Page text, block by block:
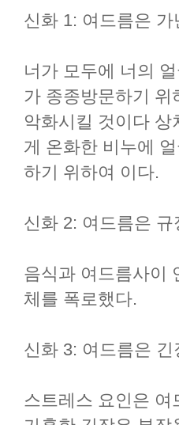
신화 1: 여드름은
너가 모두에 너의
가 종종방문하기
악화시킬 것이다
게 온화한 비누에
하기 위하여 이다.
신화 2: 여드름은
음식과 여드름사이
체를 폭로했다.
신화 3: 여드름은
스트레스 요인은